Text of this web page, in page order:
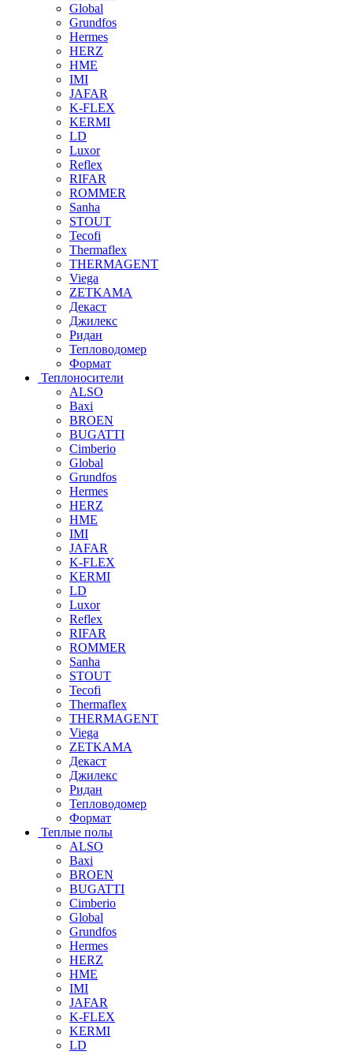
Global
Grundfos
Hermes
HERZ
HME
IMI
JAFAR
K-FLEX
KERMI
LD
Luxor
Reflex
RIFAR
ROMMER
Sanha
STOUT
Tecofi
Thermaflex
THERMAGENT
Viega
ZETKAMA
Декаст
Джилекс
Ридан
Тепловодомер
Формат
Теплоносители
ALSO
Baxi
BROEN
BUGATTI
Cimberio
Global
Grundfos
Hermes
HERZ
HME
IMI
JAFAR
K-FLEX
KERMI
LD
Luxor
Reflex
RIFAR
ROMMER
Sanha
STOUT
Tecofi
Thermaflex
THERMAGENT
Viega
ZETKAMA
Декаст
Джилекс
Ридан
Тепловодомер
Формат
Теплые полы
ALSO
Baxi
BROEN
BUGATTI
Cimberio
Global
Grundfos
Hermes
HERZ
HME
IMI
JAFAR
K-FLEX
KERMI
LD